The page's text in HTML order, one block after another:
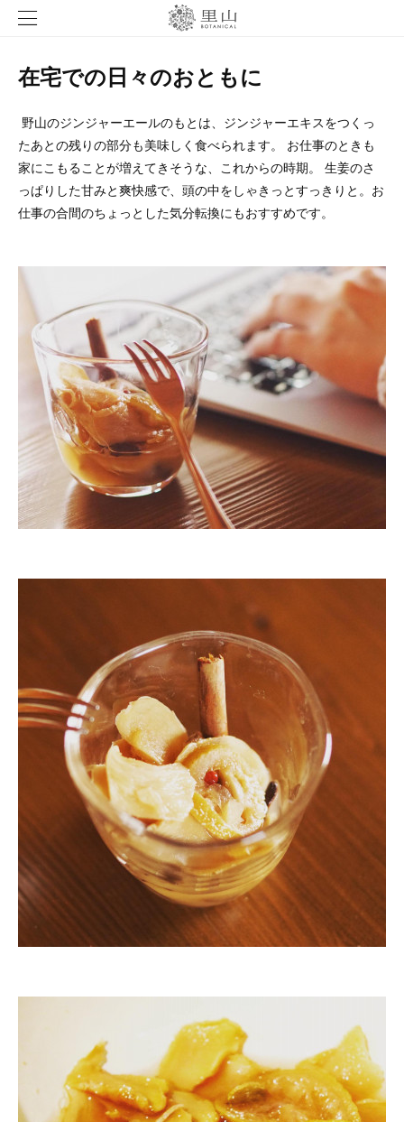
在宅での日々のおともに
野山のジンジャーエールのもとは、ジンジャーエキスをつくっ
たあとの残りの部分も美味しく食べられます。 お仕事のときも
家にこもることが増えてきそうな、これからの時期。 生姜のさ
っぱりした甘みと爽快感で、頭の中をしゃきっとすっきりと。お
仕事の合間のちょっとした気分転換にもおすすめです。